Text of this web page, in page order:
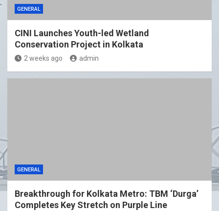
GENERAL
CINI Launches Youth-led Wetland
Conservation Project in Kolkata
2 weeks ago admin
GENERAL
Breakthrough for Kolkata Metro: TBM ‘Durga’
Completes Key Stretch on Purple Line